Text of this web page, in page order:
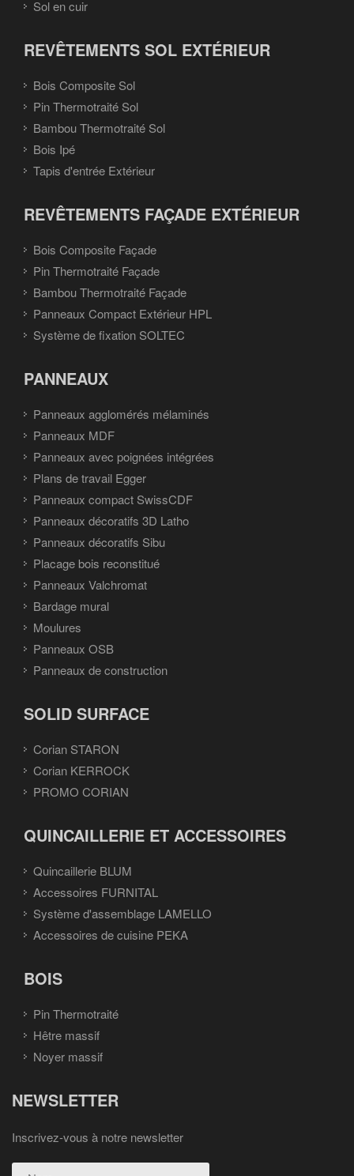
Sol en cuir
REVÊTEMENTS SOL EXTÉRIEUR
Bois Composite Sol
Pin Thermotraité Sol
Bambou Thermotraité Sol
Bois Ipé
Tapis d'entrée Extérieur
REVÊTEMENTS FAÇADE EXTÉRIEUR
Bois Composite Façade
Pin Thermotraité Façade
Bambou Thermotraité Façade
Panneaux Compact Extérieur HPL
Système de fixation SOLTEC
PANNEAUX
Panneaux agglomérés mélaminés
Panneaux MDF
Panneaux avec poignées intégrées
Plans de travail Egger
Panneaux compact SwissCDF
Panneaux décoratifs 3D Latho
Panneaux décoratifs Sibu
Placage bois reconstitué
Panneaux Valchromat
Bardage mural
Moulures
Panneaux OSB
Panneaux de construction
SOLID SURFACE
Corian STARON
Corian KERROCK
PROMO CORIAN
QUINCAILLERIE ET ACCESSOIRES
Quincaillerie BLUM
Accessoires FURNITAL
Système d'assemblage LAMELLO
Accessoires de cuisine PEKA
BOIS
Pin Thermotraité
Hêtre massif
Noyer massif
NEWSLETTER
Inscrivez-vous à notre newsletter